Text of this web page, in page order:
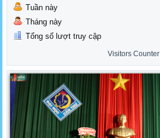
Tuần này
Tháng này
Tổng số lượt truy cập
Visitors Counter